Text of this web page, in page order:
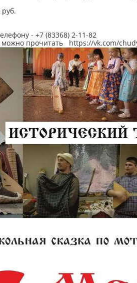
- +7 (83368) 2-11-82
прочитать https://vk.com/